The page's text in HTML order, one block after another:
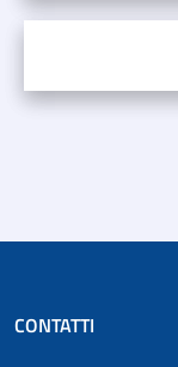
CONTATTI